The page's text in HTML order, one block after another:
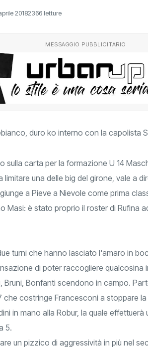
20182366 letture
MESSAGGIO PUBBLICITARIO
sulla carta per la formazione U 14
una delle big del girone, vale a
a Pieve a Nievole come prima
Masi: è stato proprio il roster di Rufina
turni che hanno lasciato l'amaro in
di poter raccogliere qualcosina
Bruni, Bonfanti scendono in campo.
che costringe Francesconi a stoppare
in mano alla Robur, la quale
5.
un pizzico di aggressività in più nel